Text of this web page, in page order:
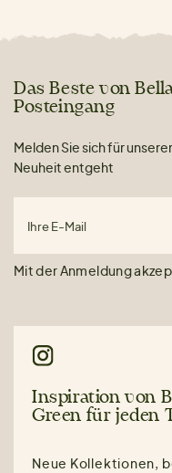
Das Beste von
Posteingang
Melden Sie sich für
Neuheit entgeht
Ihre E-Mail
Mit der Anmeldung
Inspiration von
Green für jeden
Neue Kollektionen,